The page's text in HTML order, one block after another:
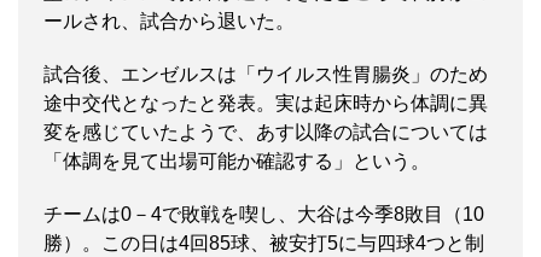
ールされ、試合から退いた。
試合後、エンゼルスは「ウイルス性胃腸炎」のため
途中交代となったと発表。実は起床時から体調に異
変を感じていたようで、あす以降の試合については
「体調を見て出場可能か確認する」という。
チームは0－4で敗戦を喫し、大谷は今季8敗目（10
勝）。この日は4回85球、被安打5に与四球4つと制